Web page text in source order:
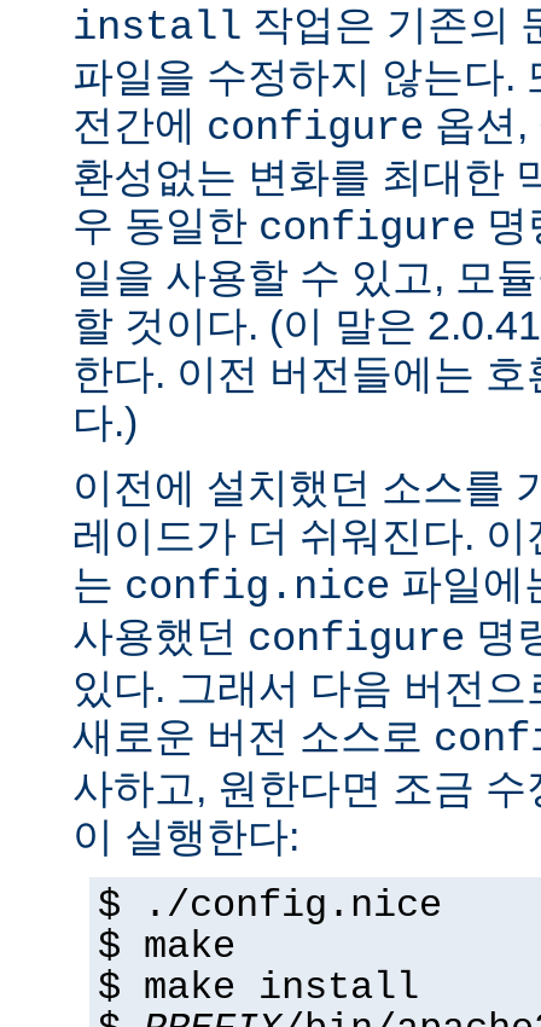
install 작업은 기존의
파일을 수정하지 않는다.
전간에 configure 옵션,
환성없는 변화를 최대한
우 동일한 configure 명
일을 사용할 수 있고, 모
할 것이다. (이 말은
한다. 이전 버전들에는
다.)
이전에 설치했던 소스를
레이드가 더 쉬워진다.
는 config.nice 파일에
사용했던 configure 명
있다. 그래서 다음 버전
새로운 버전 소스로
사하고, 원한다면 조금
이 실행한다:
$ ./config.nice
$ make
$ make install